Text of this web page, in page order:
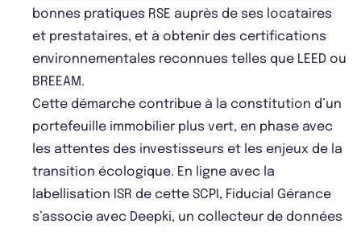
bonnes pratiques RSE auprès de ses locataires
et prestataires, et à obtenir des certifications
environnementales reconnues telles que LEED ou
BREEAM.
Cette démarche contribue à la constitution d’un
portefeuille immobilier plus vert, en phase avec
les attentes des investisseurs et les enjeux de la
transition écologique. En ligne avec la
labellisation ISR de cette SCPI, Fiducial Gérance
s’associe avec Deepki, un collecteur de données